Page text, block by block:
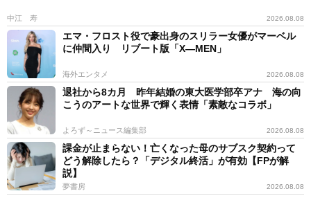
中江 寿 2026.08.08
エマ・フロスト役で豪出身のスリラー女優がマーベル
に仲間入り リブート版「X―MEN」
海外エンタメ 2026.08.08
退社から8カ月 昨年結婚の東大医学部卒アナ 海の向
こうのアートな世界で輝く表情「素敵なコラボ」
よろず～ニュース編集部 2026.08.08
課金が止まらない！亡くなった母のサブスク契約って
どう解除したら？「デジタル終活」が有効【FPが解
説】
夢書房 2026.08.08